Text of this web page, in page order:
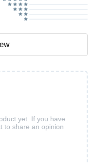
yet. If you have
to share an opinion